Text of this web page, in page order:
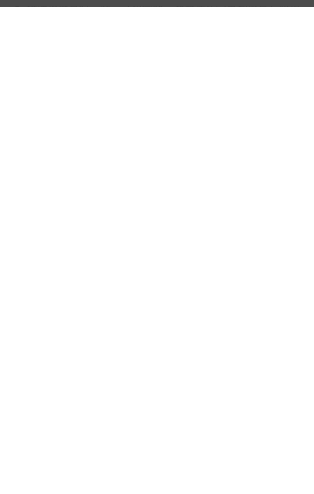
辦理退換貨時，商品（組合商品恕無法接受單獨退貨）必須